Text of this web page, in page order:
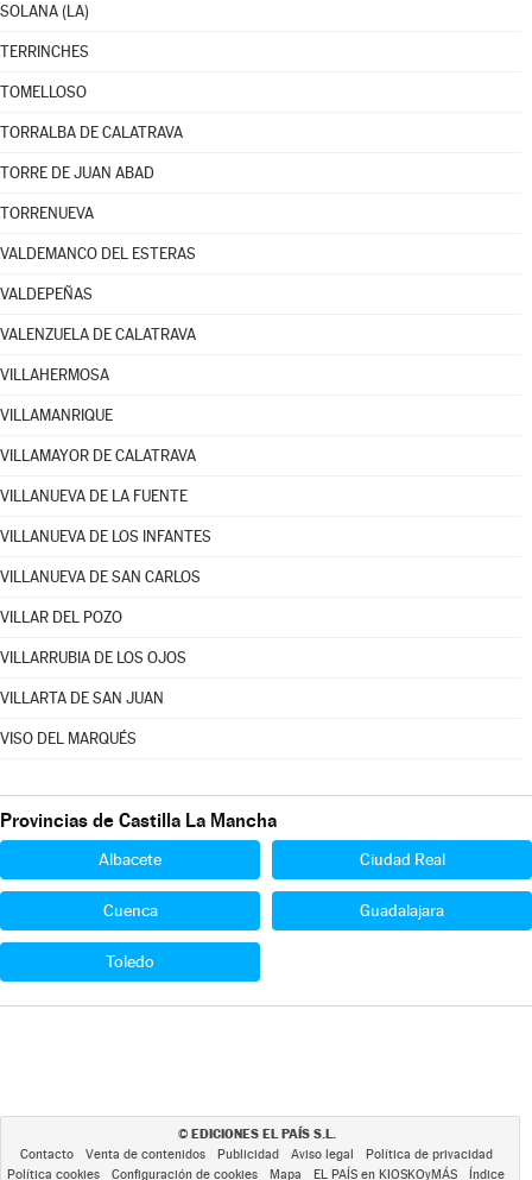
SOLANA (LA)
TERRINCHES
TOMELLOSO
TORRALBA DE CALATRAVA
TORRE DE JUAN ABAD
TORRENUEVA
VALDEMANCO DEL ESTERAS
VALDEPEÑAS
VALENZUELA DE CALATRAVA
VILLAHERMOSA
VILLAMANRIQUE
VILLAMAYOR DE CALATRAVA
VILLANUEVA DE LA FUENTE
VILLANUEVA DE LOS INFANTES
VILLANUEVA DE SAN CARLOS
VILLAR DEL POZO
VILLARRUBIA DE LOS OJOS
VILLARTA DE SAN JUAN
VISO DEL MARQUÉS
Provincias de Castilla La Mancha
Albacete Ciudad Real
Cuenca Guadalajara
Toledo
© EDICIONES EL PAÍS S.L.
Contacto Venta de contenidos Publicidad Aviso legal
Política de privacidad
Política cookies
Configuración de cookies Mapa EL PAÍS en KIOSKOyMÁS Índice